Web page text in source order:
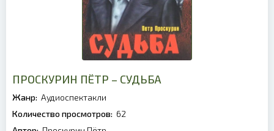
ПРОСКУРИН ПЁТР – СУДЬБА
Жанр: Аудиоспектакли
Количество просмотров: 62